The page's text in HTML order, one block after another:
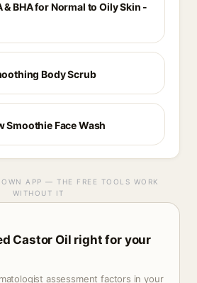
& BHA for Normal to Oily Skin -
Body Scrub
Smoothie Face Wash
APP — THE FREE TOOLS WORK
WITHOUT IT
Castor Oil right for your
assessment factors in your